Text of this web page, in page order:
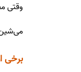
وقتی
برخی